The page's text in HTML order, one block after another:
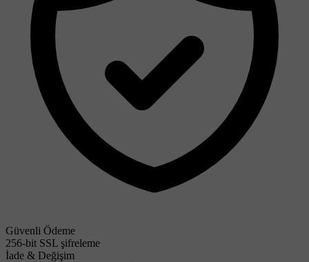
Güvenli Ödeme
256-bit SSL şifreleme
İade & Değişim